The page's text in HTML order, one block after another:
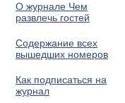
О журнале Чем
развлечь гостей
Содержание всех
вышедших номеров
Как подписаться на
журнал